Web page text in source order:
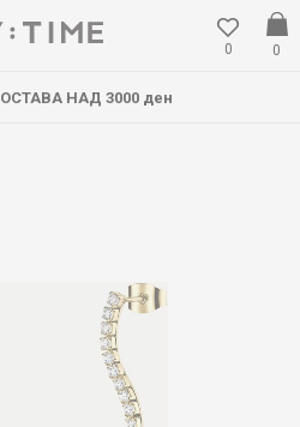
0
0
НАД 3000 ден